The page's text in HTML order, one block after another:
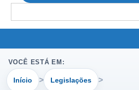
for:
VOCÊ ESTÁ EM:
Início Legislações